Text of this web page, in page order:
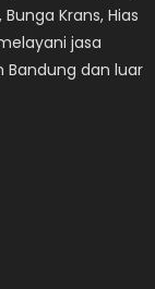
Krans, Hias
jasa
dan luar